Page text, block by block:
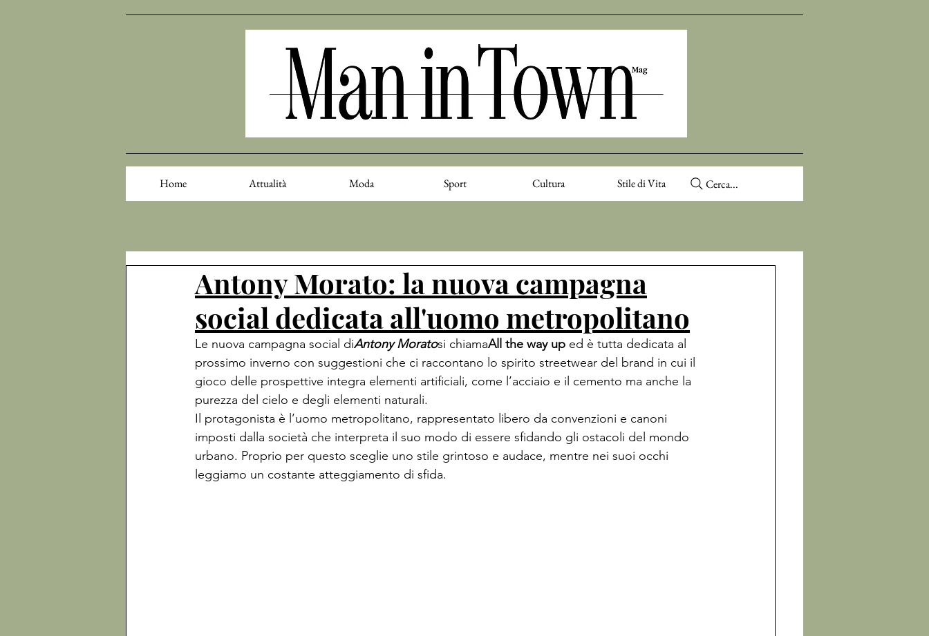
Home Attualità Moda Sport Cultura Stile di Vita Cerca...
Antony Morato: la nuova campagna
social dedicata all'uomo metropolitano
Le nuova campagna social diAntony Moratosi chiamaAll the way up ed è tutta dedicata al
prossimo inverno con suggestioni che ci raccontano lo spirito streetwear del brand in cui il
gioco delle prospettive integra elementi artificiali, come l’acciaio e il cemento ma anche la
purezza del cielo e degli elementi naturali.
Il protagonista è l’uomo metropolitano, rappresentato libero da convenzioni e canoni
imposti dalla società che interpreta il suo modo di essere sfidando gli ostacoli del mondo
urbano. Proprio per questo sceglie uno stile grintoso e audace, mentre nei suoi occhi
leggiamo un costante atteggiamento di sfida.